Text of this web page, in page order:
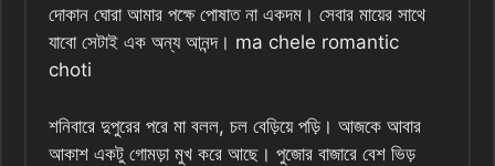
দোকান ঘোরা আমার পক্ষে পোষাত না একদম। সেবার মায়ের সাথে
যাবো সেটাই এক অন্য আনন্দ। ma chele romantic
choti
শনিবারে দুপুরের পরে মা বলল, চল বেড়িয়ে পড়ি। আজকে আবার
আকাশ একটু গোমড়া মুখ করে আছে। পুজোর বাজারে বেশ ভিড়